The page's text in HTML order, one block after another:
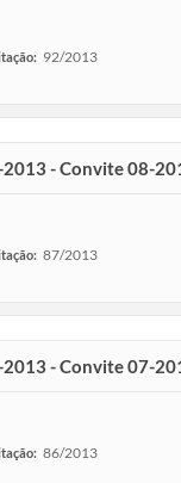
92/2013
2013 - Convite 08-
87/2013
2013 - Convite 07-
86/2013